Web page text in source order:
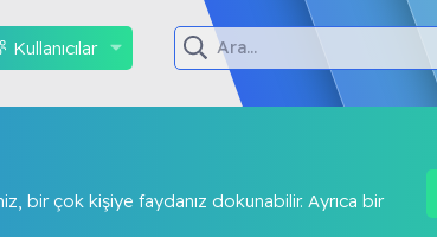
Kullanıcılar
bir çok kişiye faydanız dokunabilir. Ayrıca bir